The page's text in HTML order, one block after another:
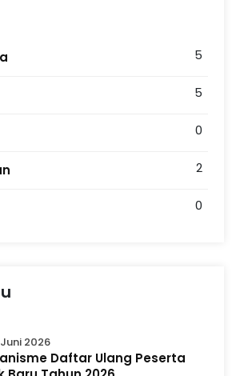
5
5
0
2
0
Juni 2026
Daftar Ulang Peserta